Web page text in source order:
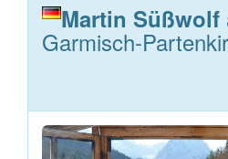
Martin Süßwolf
Garmisch-